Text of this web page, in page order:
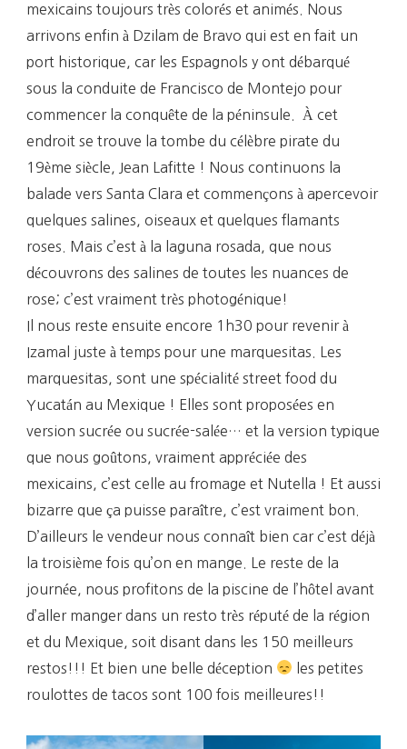
mexicains toujours très colorés et animés. Nous
arrivons enfin à Dzilam de Bravo qui est en fait un
port historique, car les Espagnols y ont débarqué
sous la conduite de Francisco de Montejo pour
commencer la conquête de la péninsule. À cet
endroit se trouve la tombe du célèbre pirate du
19ème siècle, Jean Lafitte ! Nous continuons la
balade vers Santa Clara et commençons à apercevoir
quelques salines, oiseaux et quelques flamants
roses. Mais c’est à la laguna rosada, que nous
découvrons des salines de toutes les nuances de
rose; c’est vraiment très photogénique!
Il nous reste ensuite encore 1h30 pour revenir à
Izamal juste à temps pour une marquesitas. Les
marquesitas, sont une spécialité street food du
Yucatán au Mexique ! Elles sont proposées en
version sucrée ou sucrée-salée… et la version typique
que nous goûtons, vraiment appréciée des
mexicains, c’est celle au fromage et Nutella ! Et aussi
bizarre que ça puisse paraître, c’est vraiment bon.
D’ailleurs le vendeur nous connaît bien car c’est déjà
la troisième fois qu’on en mange. Le reste de la
journée, nous profitons de la piscine de l’hôtel avant
d’aller manger dans un resto très réputé de la région
et du Mexique, soit disant dans les 150 meilleurs
restos!!! Et bien une belle déception
les petites
roulottes de tacos sont 100 fois meilleures!!